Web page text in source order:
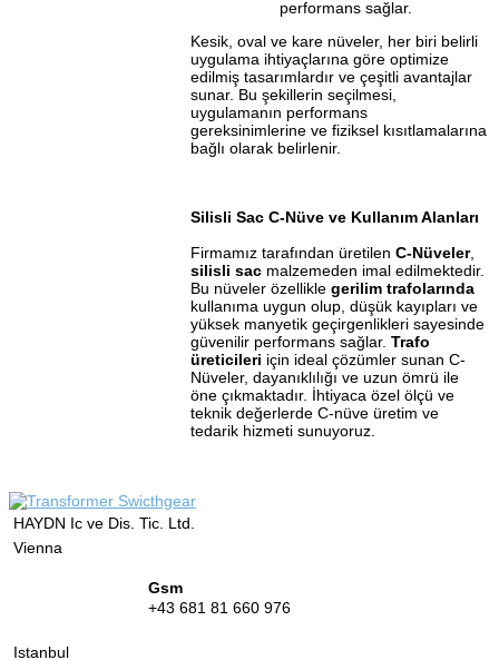
performans sağlar.
Kesik, oval ve kare nüveler, her biri belirli
uygulama ihtiyaçlarına göre optimize
edilmiş tasarımlardır ve çeşitli avantajlar
sunar. Bu şekillerin seçilmesi,
uygulamanın performans
gereksinimlerine ve fiziksel kısıtlamalarına
bağlı olarak belirlenir.
Silisli Sac C-Nüve ve Kullanım Alanları
Firmamız tarafından üretilen C-Nüveler,
silisli sac malzemeden imal edilmektedir.
Bu nüveler özellikle gerilim trafolarında
kullanıma uygun olup, düşük kayıpları ve
yüksek manyetik geçirgenlikleri sayesinde
güvenilir performans sağlar. Trafo
üreticileri için ideal çözümler sunan C-
Nüveler, dayanıklılığı ve uzun ömrü ile
öne çıkmaktadır. İhtiyaca özel ölçü ve
teknik değerlerde C-nüve üretim ve
tedarik hizmeti sunuyoruz.
HAYDN Ic ve Dis. Tic. Ltd.
Vienna
Gsm
+43 681 81 660 976
Istanbul